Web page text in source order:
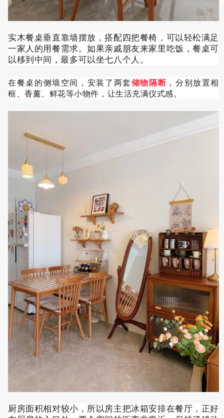
实木餐桌垂直靠墙摆放，搭配四把餐椅，可以轻松满足
一家人的用餐需求。如果亲戚朋友来家里吃饭，餐桌可
以移到中间，最多可以坐七八个人。
在餐桌的侧墙空间，安装了两套储物隔断 ，分别放置相
框、香薰、鲜花等小物件，让生活充满仪式感。
厨房面积相对较小，所以房主把冰箱安排在餐厅，正好